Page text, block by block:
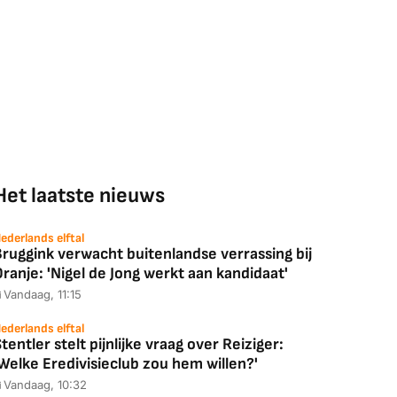
laatste nieuws
elftal
verwacht buitenlandse verrassing bij
'Nigel de Jong werkt aan kandidaat'
Vandaag, 11:15
elftal
stelt pijnlijke vraag over Reiziger:
Eredivisieclub zou hem willen?'
Vandaag, 10:32